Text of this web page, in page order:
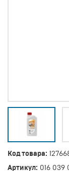
Код товара:
Артикул: 016 039